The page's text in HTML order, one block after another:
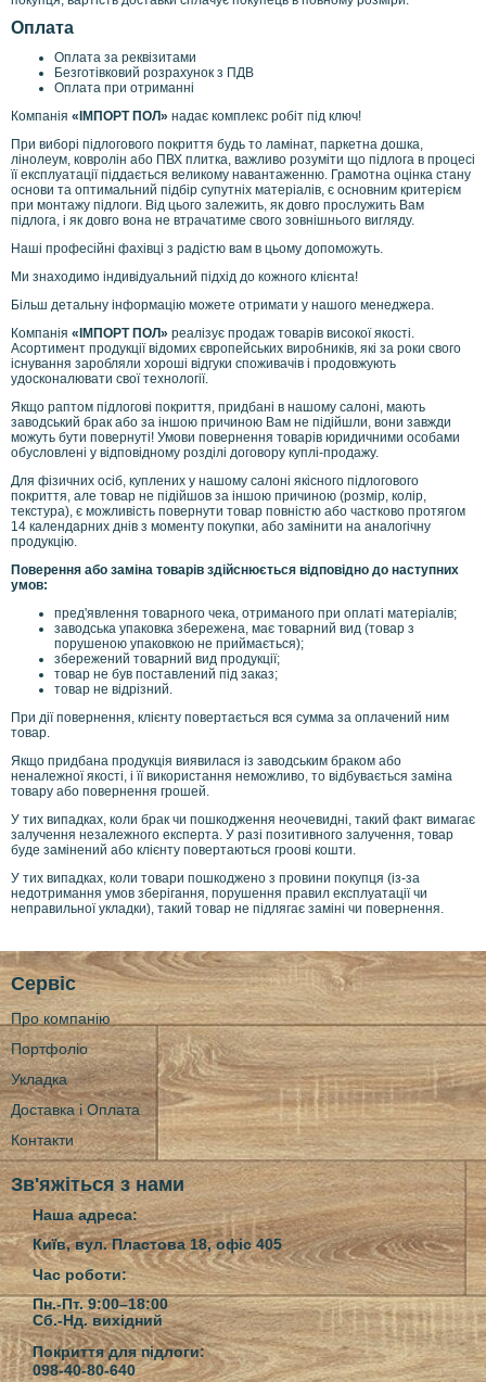
Оплата
Оплата за реквізитами
Безготівковий розрахунок з ПДВ
Оплата при отриманні
Компанія «ІМПОРТ ПОЛ» надає комплекс робіт під ключ!
При виборі підлогового покриття будь то ламінат, паркетна дошка,
лінолеум, ковролін або ПВХ плитка, важливо розуміти що підлога в процесі
її експлуатації піддається великому навантаженню. Грамотна оцінка стану
основи та оптимальний підбір супутніх матеріалів, є основним критерієм
при монтажу підлоги. Від цього залежить, як довго прослужить Вам
підлога, і як довго вона не втрачатиме свого зовнішнього вигляду.
Наші професійні фахівці з радістю вам в цьому допоможуть.
Ми знаходимо індивідуальний підхід до кожного клієнта!
Більш детальну інформацію можете отримати у нашого менеджера.
Компанія «ІМПОРТ ПОЛ» реалізує продаж товарів високої якості.
Асортимент продукції відомих європейських виробників, які за роки свого
існування заробляли хороші відгуки споживачів і продовжують
удосконалювати свої технології.
Якщо раптом підлогові покриття, придбані в нашому салоні, мають
заводський брак або за іншою причиною Вам не підійшли, вони завжди
можуть бути повернуті! Умови повернення товарів юридичними особами
обусловлені у відповідному розділі договору куплі-продажу.
Для фізичних осіб, куплених у нашому салоні якісного підлогового
покриття, але товар не підійшов за іншою причиною (розмір, колір,
текстура), є можливість повернути товар повністю або частково протягом
14 календарних днів з моменту покупки, або замінити на аналогічну
продукцію.
Поверення або заміна товарів здійснюється відповідно до наступних
умов:
пред'явлення товарного чека, отриманого при оплаті матеріалів;
заводська упаковка збережена, має товарний вид (товар з
порушеною упаковкою не приймається);
збережений товарний вид продукції;
товар не був поставлений під заказ;
товар не відрізний.
При дії повернення, клієнту повертається вся сумма за оплачений ним
товар.
Якщо придбана продукція виявилася із заводським браком або
неналежної якості, і її використання неможливо, то відбувається заміна
товару або повернення грошей.
У тих випадках, коли брак чи пошкодження неочевидні, такий факт вимагає
залучення незалежного експерта. У разі позитивного залучення, товар
буде замінений або клієнту повертаються гроові кошти.
У тих випадках, коли товари пошкоджено з провини покупця (із-за
недотримання умов зберігання, порушення правил експлуатації чи
неправильної укладки), такий товар не підлягає заміні чи повернення.
Сервіс
Про компанію
Портфоліо
Укладка
Доставка і Оплата
Контакти
Зв'яжіться з нами
Наша адреса:
Київ, вул. Пластова 18, офіс 405
Час роботи:
Пн.-Пт. 9:00–18:00
Сб.-Нд.вихідний
Покриття для підлоги:
098-40-80-640